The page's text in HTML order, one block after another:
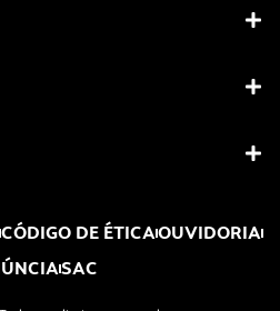
CÓDIGO DE ÉTICAOUVIDORIA
SAC